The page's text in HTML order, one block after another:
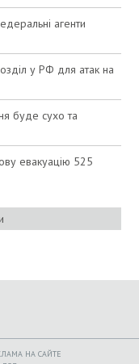
агенти
у РФ для атак на
буде сухо та
евакуацію 525
НА САЙТЕ